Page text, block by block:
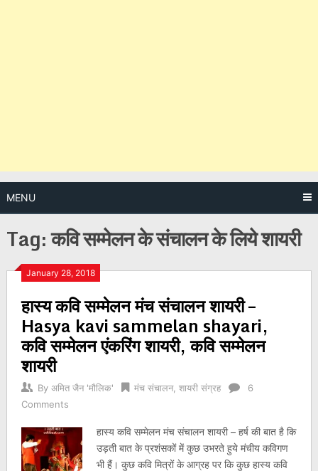
MENU
Tag:कवि सम्मेलन के संचालन के लिये शायरी
January 28, 2018
हास्य कवि सम्मेलन मंच संचालन शायरी –
Hasya kavi sammelan shayari,
कवि सम्मेलन एंकरिंग शायरी, कवि सम्मेलन
शायरी
By अमित जैन 'मौलिक' मंच संचालन, शायरी संग्रह
6
Comments
हास्य कवि सम्मेलन मंच संचालन शायरी – हर्ष की बात है कि
उड़ती बात के प्रशंसकों में कुछ उभरते हुये मंचीय कविगण
भी हैं। कुछ कवि मित्रों के आग्रह पर कि कुछ हास्य कवि
Posts
navigation